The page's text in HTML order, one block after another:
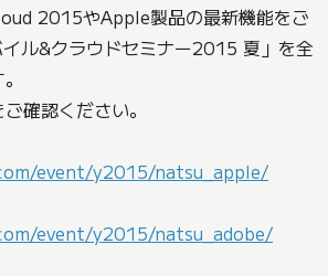
2015やApple製品の最新機能をご
ル&クラウドセミナー2015 夏」を全
確認ください。
event/y2015/natsu_apple/
event/y2015/natsu_adobe/